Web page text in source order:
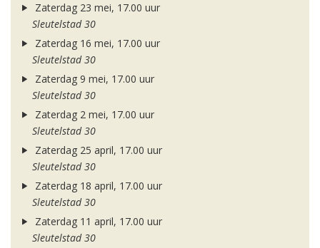
Zaterdag 23 mei, 17.00 uur
Sleutelstad 30
Zaterdag 16 mei, 17.00 uur
Sleutelstad 30
Zaterdag 9 mei, 17.00 uur
Sleutelstad 30
Zaterdag 2 mei, 17.00 uur
Sleutelstad 30
Zaterdag 25 april, 17.00 uur
Sleutelstad 30
Zaterdag 18 april, 17.00 uur
Sleutelstad 30
Zaterdag 11 april, 17.00 uur
Sleutelstad 30